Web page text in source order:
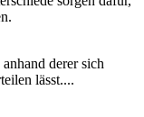
derer sich
lässt....